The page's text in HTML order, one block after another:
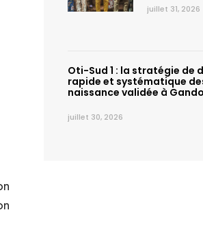
juillet 31, 2026
Oti-Sud 1 : la stratégie de
rapide et systématique
naissance validée à
juillet 30, 2026